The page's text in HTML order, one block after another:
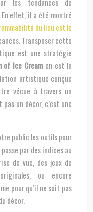
En effet, il a été montré
du lieu est le
Transposer cette
est une stratégie
of Ice Cream en est la
artistique conçue
vécue à travers un
un décor, c’est une
public les outils pour
par des indices au
de vue, des jeux de
ou encore
pour qu’il ne soit pas
décor.